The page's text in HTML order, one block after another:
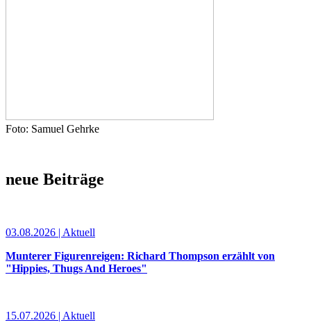
Foto: Samuel Gehrke
neue Beiträge
03.08.2026 | Aktuell
Munterer Figurenreigen: Richard Thompson erzählt von
"Hippies, Thugs And Heroes"
15.07.2026 | Aktuell